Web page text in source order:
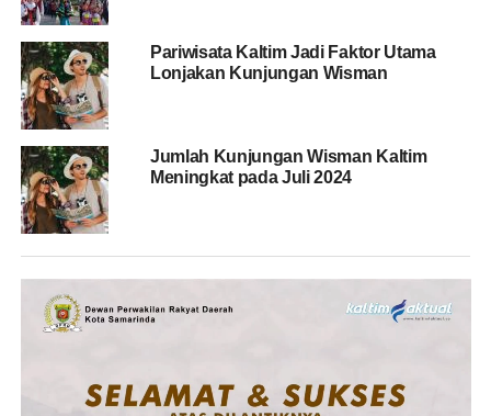
Pariwisata Kaltim Jadi Faktor Utama
Lonjakan Kunjungan Wisman
Jumlah Kunjungan Wisman Kaltim
Meningkat pada Juli 2024